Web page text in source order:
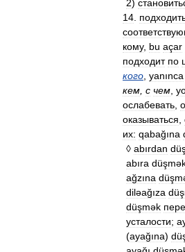
2)
14
кому, bu açar
подходит по
кого yanınca
кем с чем
ослабевать
оказываться
их: qabağına
◊ abırdan
abıra
ağzına
diləağıza
düşmək
усталости;
(ayağına)